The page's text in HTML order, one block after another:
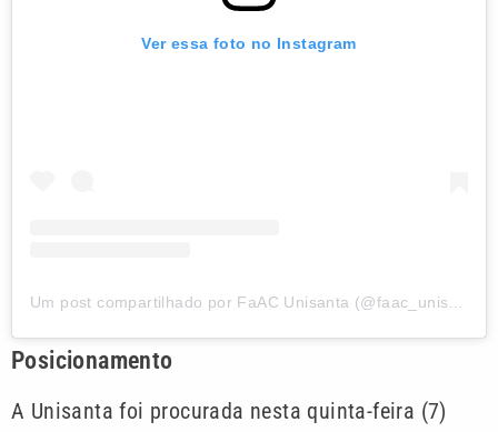
Ver essa foto no Instagram
Posicionamento
A Unisanta foi procurada nesta quinta-feira (7)